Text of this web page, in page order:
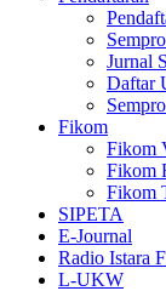
Jurnal
Daftar
Fikom
Fikom
Fikom
Fikom
SIPETA
E-Journal
Radio Istara
L-UKW